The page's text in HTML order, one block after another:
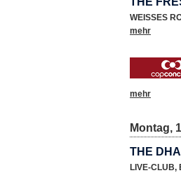
WEISSES
mehr
mehr
Montag,
THE
LIVE-CLUB,